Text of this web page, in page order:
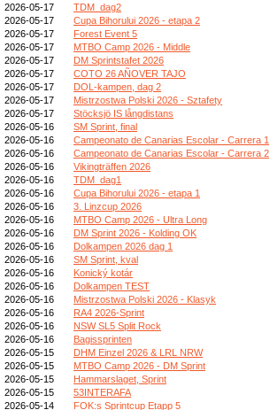
2026-05-17
TDM_dag2
2026-05-17
Cupa Bihorului 2026 - etapa 2
2026-05-17
Forest Event 5
2026-05-17
MTBO Camp 2026 - Middle
2026-05-17
DM Sprintstafet 2026
2026-05-17
COTO 26 AÑOVER TAJO
2026-05-17
DOL-kampen, dag 2
2026-05-17
Mistrzostwa Polski 2026 - Sztafety
2026-05-17
Stöcksjö IS långdistans
2026-05-16
SM Sprint, final
2026-05-16
Campeonato de Canarias Escolar - Carrera 1
2026-05-16
Campeonato de Canarias Escolar - Carrera 2
2026-05-16
Vikingträffen 2026
2026-05-16
TDM_dag1
2026-05-16
Cupa Bihorului 2026 - etapa 1
2026-05-16
3. Linzcup 2026
2026-05-16
MTBO Camp 2026 - Ultra Long
2026-05-16
DM Sprint 2026 - Kolding OK
2026-05-16
Dolkampen 2026 dag 1
2026-05-16
SM Sprint, kval
2026-05-16
Konický kotár
2026-05-16
Dolkampen TEST
2026-05-16
Mistrzostwa Polski 2026 - Klasyk
2026-05-16
RA4 2026-Sprint
2026-05-16
NSW SL5 Split Rock
2026-05-16
Bagissprinten
2026-05-15
DHM Einzel 2026 & LRL NRW
2026-05-15
MTBO Camp 2026 - DM Sprint
2026-05-15
Hammarslaget, Sprint
2026-05-15
53INTERAFA
2026-05-14
FOK:s Sprintcup Etapp 5